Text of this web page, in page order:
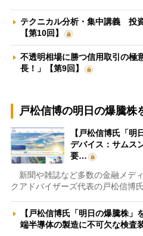
テクニカル分析・集中講義 投
【第10回】
不透明相場に勝つ信用取引の
長！」【第9回】
戸松信博の明日の爆騰株
【戸松信博氏「明
デバイス：サムス
要…
新聞や雑誌など多数の金融メデ
クアドバイザーズ代表の戸松信博
【戸松信博氏「明日の爆騰株
端半導体の製造に不可欠な検査